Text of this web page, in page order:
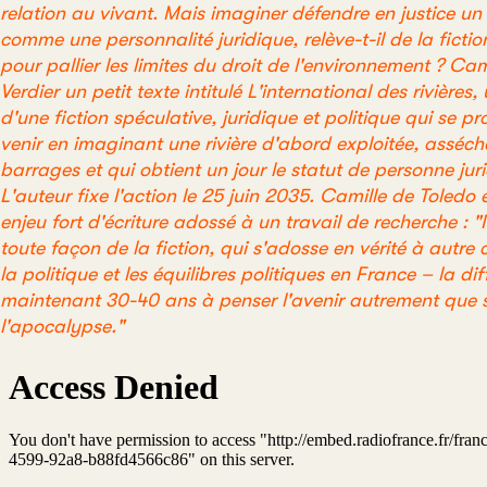
relation au vivant. Mais imaginer défendre en justice un
comme une personnalité juridique, relève-t-il de la
pour pallier les limites du droit de l'environnement ?
Verdier un petit texte intitulé L'international des
d'une fiction spéculative, juridique et politique qui se
venir en imaginant une rivière d'abord exploitée,
barrages et qui obtient un jour le statut de personne
L'auteur fixe l'action le 25 juin 2035. Camille de Toledo
enjeu fort d'écriture adossé à un travail de recherche :
toute façon de la fiction, qui s'adosse en vérité à autre
la politique et les équilibres politiques en France – la
maintenant 30-40 ans à penser l'avenir autrement que
l'apocalypse."